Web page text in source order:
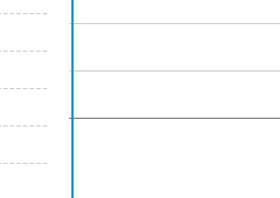
A)
B)